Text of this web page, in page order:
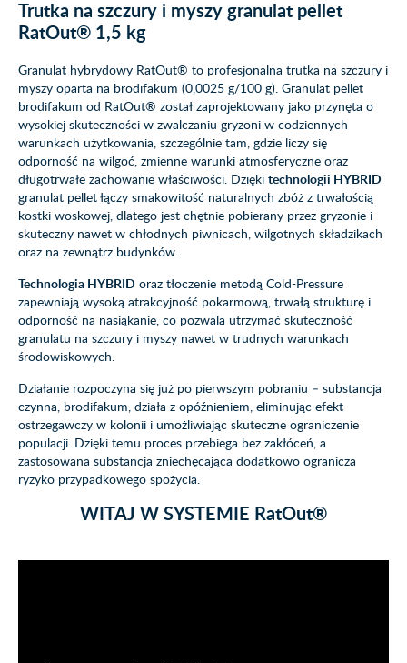
Trutka na szczury i myszy granulat pellet
RatOut® 1,5 kg
Granulat hybrydowy RatOut® to profesjonalna trutka na szczury i
myszy oparta na brodifakum (0,0025 g/100 g). Granulat pellet
brodifakum od RatOut® został zaprojektowany jako przynęta o
wysokiej skuteczności w zwalczaniu gryzoni w codziennych
warunkach użytkowania, szczególnie tam, gdzie liczy się
odporność na wilgoć, zmienne warunki atmosferyczne oraz
długotrwałe zachowanie właściwości. Dzięki technologii HYBRID
granulat pellet łączy smakowitość naturalnych zbóż z trwałością
kostki woskowej, dlatego jest chętnie pobierany przez gryzonie i
skuteczny nawet w chłodnych piwnicach, wilgotnych składzikach
oraz na zewnątrz budynków.
Technologia HYBRID oraz tłoczenie metodą Cold-Pressure
zapewniają wysoką atrakcyjność pokarmową, trwałą strukturę i
odporność na nasiąkanie, co pozwala utrzymać skuteczność
granulatu na szczury i myszy nawet w trudnych warunkach
środowiskowych.
Działanie rozpoczyna się już po pierwszym pobraniu – substancja
czynna, brodifakum, działa z opóźnieniem, eliminując efekt
ostrzegawczy w kolonii i umożliwiając skuteczne ograniczenie
populacji. Dzięki temu proces przebiega bez zakłóceń, a
zastosowana substancja zniechęcająca dodatkowo ogranicza
ryzyko przypadkowego spożycia.
WITAJ W SYSTEMIE RatOut®